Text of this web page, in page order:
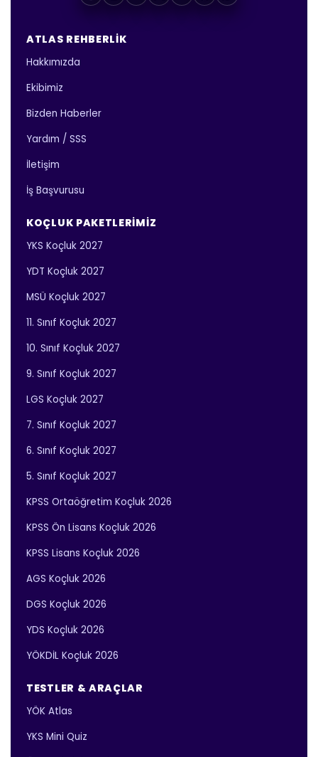
ATLAS REHBERLIK
Hakkımızda
Ekibimiz
Bizden Haberler
Yardım / SSS
İletişim
İş Başvurusu
KOÇLUK PAKETLERIMIZ
YKS Koçluk 2027
YDT Koçluk 2027
MSÜ Koçluk 2027
11. Sınıf Koçluk 2027
10. Sınıf Koçluk 2027
9. Sınıf Koçluk 2027
LGS Koçluk 2027
7. Sınıf Koçluk 2027
6. Sınıf Koçluk 2027
5. Sınıf Koçluk 2027
KPSS Ortaöğretim Koçluk 2026
KPSS Ön Lisans Koçluk 2026
KPSS Lisans Koçluk 2026
AGS Koçluk 2026
DGS Koçluk 2026
YDS Koçluk 2026
YÖKDİL Koçluk 2026
TESTLER & ARAÇLAR
YÖK Atlas
YKS Mini Quiz